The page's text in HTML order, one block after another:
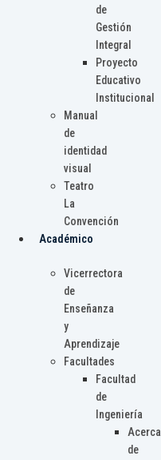
de
Gestión
Integral
Proyecto
Educativo
Institucional
Manual
de
identidad
visual
Teatro
La
Convención
Académico
Vicerrectora
de
Enseñanza
y
Aprendizaje
Facultades
Facultad
de
Ingeniería
Acerca
de